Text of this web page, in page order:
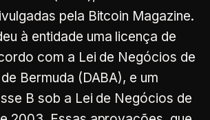
pela Bitcoin Magazine.
à entidade uma licença de
com a Lei de Negócios de
Bermuda (DABA), e um
B sob a Lei de Negócios de